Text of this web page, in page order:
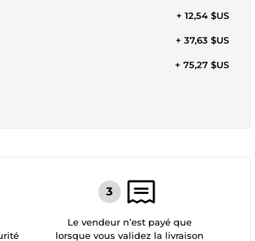
+ 12,54 $US
+ 37,63 $US
+ 75,27 $US
Le vendeur n’est payé que
lorsque vous validez la livraison